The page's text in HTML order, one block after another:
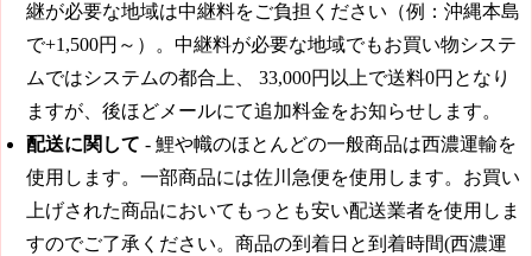
継が必要な地域は中継料をご負担ください（例：沖縄本島
で+1,500円～）。中継料が必要な地域でもお買い物システ
ムではシステムの都合上、
33,000円 以上で送料0円となり
ますが、後ほどメールにて追加料金をお知らせします。
配送に関して - 鯉や幟のほとんどの一般商品は西濃運輸を
使用します。一部商品には佐川急便を使用します。お買い
上げされた商品においてもっとも安い配送業者を使用しま
すのでご了承ください。商品の到着日と到着時間(西濃運